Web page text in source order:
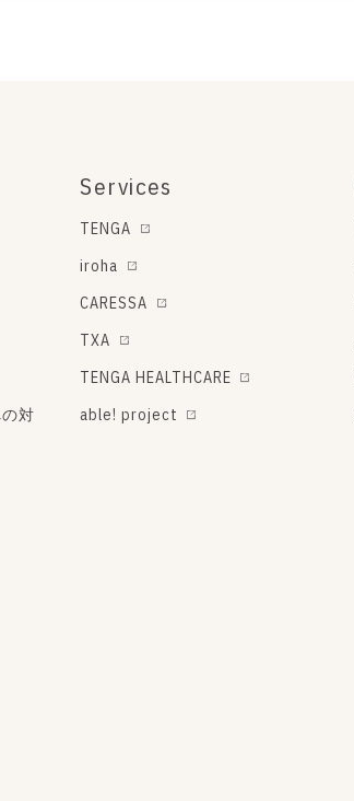
対
Services
TENGA
iroha
CARESSA
TXA
TENGA HEALTHCARE
able! project